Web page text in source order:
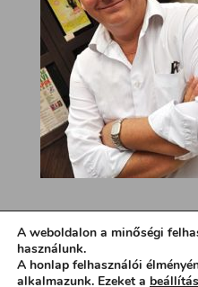
A weboldalon a minőségi
használunk.
A honlap felhasználói
alkalmazunk. Ezeket a